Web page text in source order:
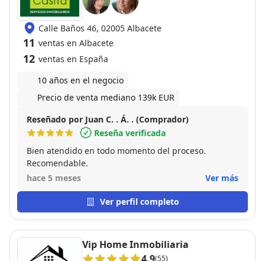
Calle Baños 46, 02005 Albacete
11 ventas en Albacete
12 ventas en España
10 años en el negocio
Precio de venta mediano 139k EUR
Reseñado por Juan C. . Á. . (Comprador)
Reseña verificada
Bien atendido en todo momento del proceso.
Recomendable.
hace 5 meses
Ver más
Ver perfil completo
Vip Home Inmobiliaria
(55)